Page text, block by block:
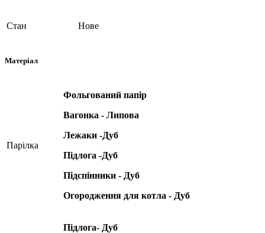
Стан Нове
Матеріал
Парілка
Фольгований папір
Вагонка - Липова
Лежаки -Дуб
Підлога -Дуб
Підспінники - Дуб
Огородження для котла - Дуб
Підлога- Дуб